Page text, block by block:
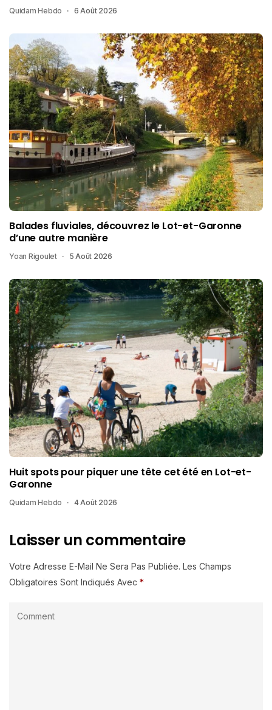
Quidam Hebdo 6 Août 2026
Balades fluviales, découvrez le Lot-et-Garonne
d’une autre manière
Yoan Rigoulet 5 Août 2026
Huit spots pour piquer une tête cet été en Lot-et-
Garonne
Quidam Hebdo 4 Août 2026
Laisser un commentaire
Votre Adresse E-Mail Ne Sera Pas Publiée. Les Champs
Obligatoires Sont Indiqués Avec *